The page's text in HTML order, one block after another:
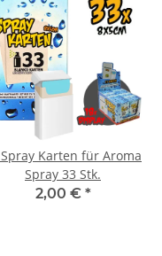
Spray Karten für Aroma
Spray 33 Stk.
2,00 € *